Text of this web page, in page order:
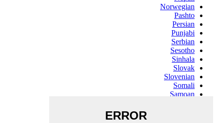
Norwegian
Pashto
Persian
Punjabi
Serbian
Sesotho
Sinhala
Slovak
Slovenian
Somali
Samoan